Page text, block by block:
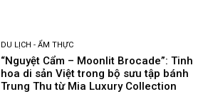
DU LỊCH - ẨM THỰC
“Nguyệt Cẩm – Moonlit Brocade”: Tinh
hoa di sản Việt trong bộ sưu tập bánh
Trung Thu từ Mia Luxury Collection